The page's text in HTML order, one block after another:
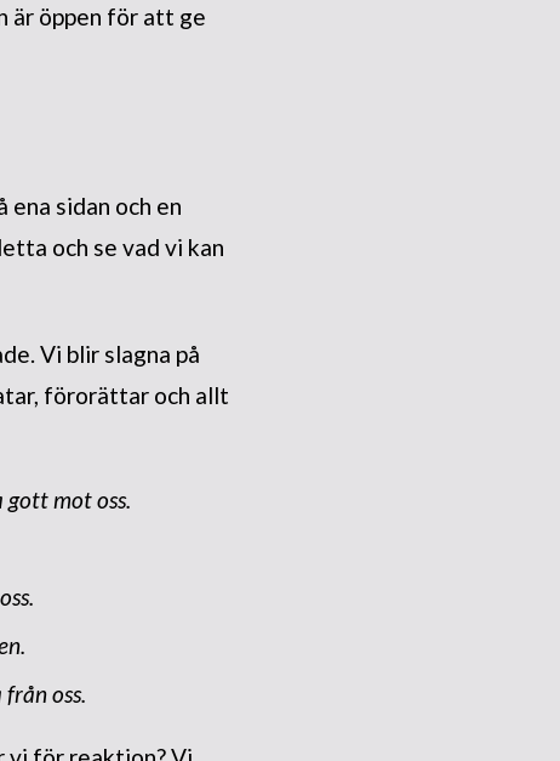
är öppen för att ge
sidan och en
och se vad vi kan
Vi blir slagna på
förorättar och allt
gott motoss.
oss.
frånoss.